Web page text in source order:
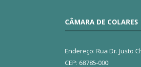
CÂMARA DE COLARES
Endereço: Rua Dr. Justo
CEP: 68785-000